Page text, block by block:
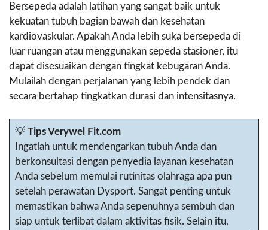
Bersepeda adalah latihan yang sangat baik untuk
kekuatan tubuh bagian bawah dan kesehatan
kardiovaskular. Apakah Anda lebih suka bersepeda di
luar ruangan atau menggunakan sepeda stasioner, itu
dapat disesuaikan dengan tingkat kebugaran Anda.
Mulailah dengan perjalanan yang lebih pendek dan
secara bertahap tingkatkan durasi dan intensitasnya.
💡 Tips Verywel Fit.com
Ingatlah untuk mendengarkan tubuh Anda dan
berkonsultasi dengan penyedia layanan kesehatan
Anda sebelum memulai rutinitas olahraga apa pun
setelah perawatan Dysport. Sangat penting untuk
memastikan bahwa Anda sepenuhnya sembuh dan
siap untuk terlibat dalam aktivitas fisik. Selain itu,